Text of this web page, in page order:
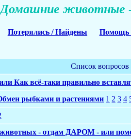
Домашние животные
Потерялись / Найдены Помощь
Список
Как всё-таки правильно
рыбками и растениями 1 2 3 4
- отдам ДАРОМ - или